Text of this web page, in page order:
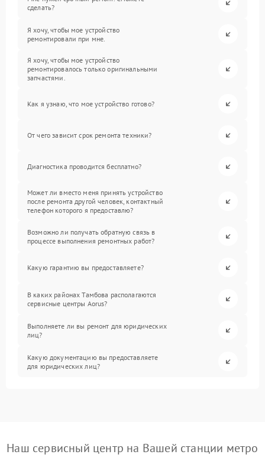
сделать?
Я хочу, чтобы мое устройство
ремонтировали при мне.
Я хочу, чтобы мое устройство
ремонтировалось только оригинальными
запчастями.
Как я узнаю, что мое устройство готово?
От чего зависит срок ремонта техники?
Диагностика проводится бесплатно?
Может ли вместо меня принять устройство
после ремонта другой человек, контактный
телефон которого я предоставлю?
Возможно ли получать обратную связь в
процессе выполнения ремонтных работ?
Какую гарантию вы предоставляете?
В каких районах Тамбова располагаются
сервисные центры Aorus?
Выполняете ли вы ремонт для юридических
лиц?
Какую документацию вы предоставляете
для юридических лиц?
Наш сервисный центр на Вашей станции метро